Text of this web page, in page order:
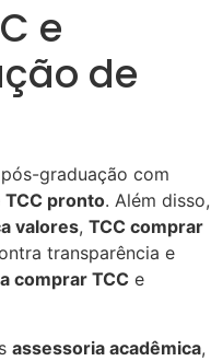
e
de
graduação com
TCC pronto. Além disso,
valores, TCC comprar
transparência e
comprar TCC e
assessoria acadêmica,